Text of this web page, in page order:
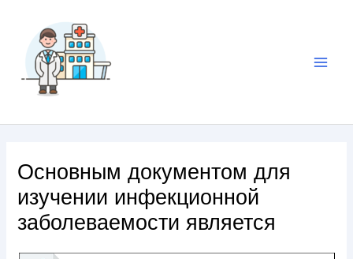
Основным документом для
изучении инфекционной
заболеваемости является